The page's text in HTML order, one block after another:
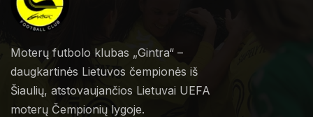
Moterų futbolo klubas „Gintra“ –
daugkartinės Lietuvos čempionės iš
Šiaulių, atstovaujančios Lietuvai UEFA
moterų Čempionių lygoje.